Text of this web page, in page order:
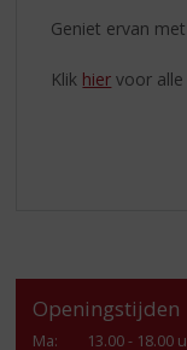
Geniet ervan
Klik hier voor
Openingstijden
Ma:
13.00 - 18.00